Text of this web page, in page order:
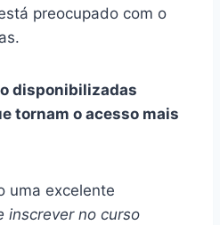
preocupado com o
disponibilizadas
tornam o acesso mais
uma excelente
inscrever no curso